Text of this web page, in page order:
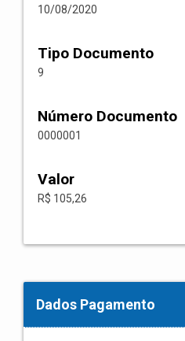
10/08/2020
Tipo Documento
9
Número Documento
0000001
Valor
R$ 105,26
Dados Pagamento